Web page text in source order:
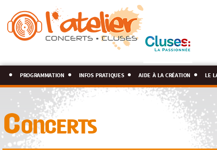
programmation infos pratiques aide à la création le
Concerts